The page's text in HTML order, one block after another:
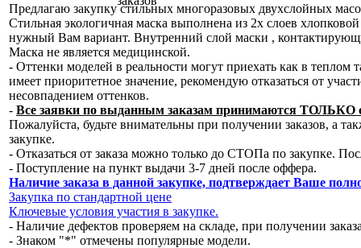
Предлагаю закупку стильных многоразовых двухслойных
Стильная экологичная маска выполнена из 2х слоев
нужный Вам вариант. Внутренний слой маски ,
Маска не является медицинской.
- Оттенки моделей в реальности могут приехать как в
имеет приоритетное значение, рекомендую отказаться от
несовпадением оттенков.
- Все заявки по выданным заказам принимаются ТОЛЬКО
Пожалуйста, будьте внимательны при получении заказов, а
закупке.
- Отказаться от заказа можно только до СТОПа по закупке.
- Поступление на пункт выдачи 3-7 дней после оффера.
Наличие заказа в данной закупке, подтверждает Ваше
Закупка по стандартной цене
Ключевые условия участия в закупке.
- Наличие дефектов проверяем на складе, при получении
- Знаком "*" отмечены популярные модели.